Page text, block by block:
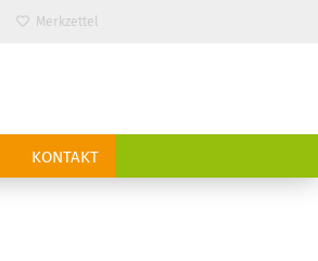
Merkzettel
KONTAKT